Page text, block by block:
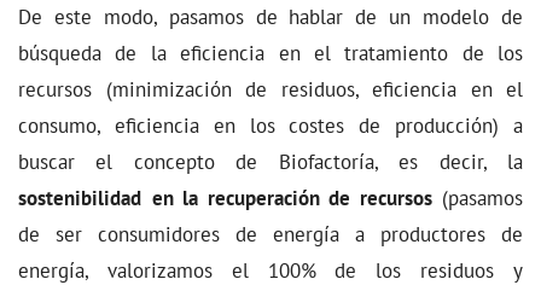
De este modo, pasamos de hablar de un modelo de
búsqueda de la eficiencia en el tratamiento de los
recursos (minimización de residuos, eficiencia en el
consumo, eficiencia en los costes de producción) a
buscar el concepto de Biofactoría, es decir, la
sostenibilidad en la recuperación de recursos(pasamos
de ser consumidores de energía a productores de
energía, valorizamos el 100% de los residuos y